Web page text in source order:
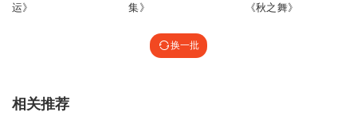
运》
集》
《秋之舞》
换一批
相关推荐